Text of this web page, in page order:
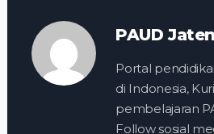
PAUD
Portal
di Indonesia,
pembelajaran
Follow sosial